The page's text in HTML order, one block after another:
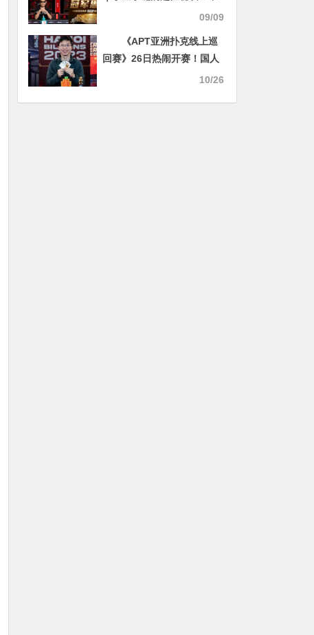
管行不行，直接报名就对09/09
《APT亚洲扑克线上巡
回赛》26日热闹开赛！国人
黄金时段赛程，20场狮王盛
10/26